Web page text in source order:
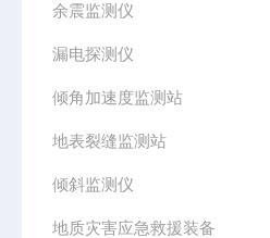
余震监测仪
漏电探测仪
倾角加速度监测站
地表裂缝监测站
倾斜监测仪
地质灾害应急救援装备